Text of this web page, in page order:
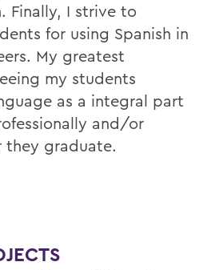
Finally, I strive to
for using Spanish in
My greatest
my students
as a integral part
and/or
they graduate.